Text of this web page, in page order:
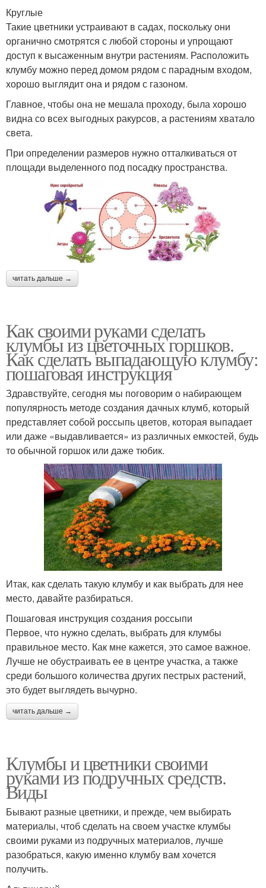
Круглые
Такие цветники устраивают в садах, поскольку они
органично смотрятся с любой стороны и упрощают
доступ к высаженным внутри растениям. Расположить
клумбу можно перед домом рядом с парадным входом,
хорошо выглядит она и рядом с газоном.
Главное, чтобы она не мешала проходу, была хорошо
видна со всех выгодных ракурсов, а растениям хватало
света.
При определении размеров нужно отталкиваться от
площади выделенного под посадку пространства.
читать дальше →
Как своими руками сделать
клумбы из цветочных горшков.
Как сделать выпадающую клумбу:
пошаговая инструкция
Здравствуйте, сегодня мы поговорим о набирающем
популярность методе создания дачных клумб, который
представляет собой россыпь цветов, которая выпадает
или даже «выдавливается» из различных емкостей, будь
то обычной горшок или даже тюбик.
Итак, как сделать такую клумбу и как выбрать для нее
место, давайте разбираться.
Пошаговая инструкция создания россыпи
Первое, что нужно сделать, выбрать для клумбы
правильное место. Как мне кажется, это самое важное.
Лучше не обустраивать ее в центре участка, а также
среди большого количества других пестрых растений,
это будет выглядеть вычурно.
читать дальше →
Клумбы и цветники своими
руками из подручных средств.
Виды
Бывают разные цветники, и прежде, чем выбирать
материалы, чтоб сделать на своем участке клумбы
своими руками из подручных материалов, лучше
разобраться, какую именно клумбу вам хочется
получить.